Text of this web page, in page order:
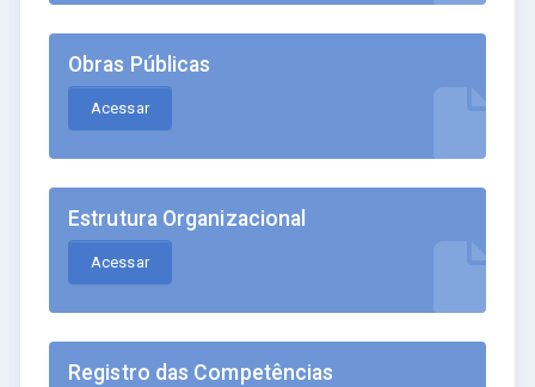
Obras Públicas
Acessar
Estrutura Organizacional
Acessar
Registro das Competências